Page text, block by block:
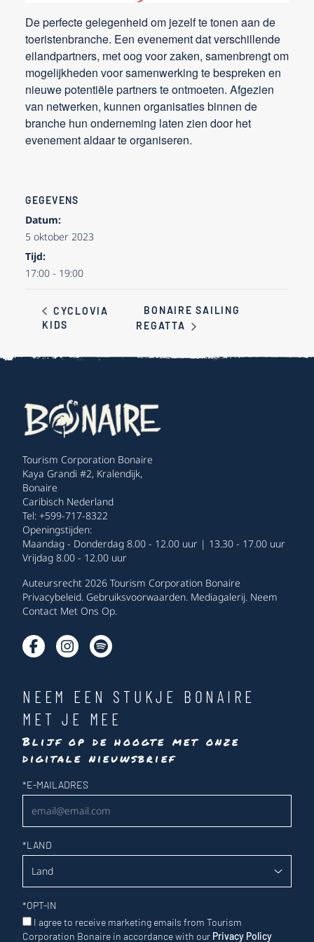
De perfecte gelegenheid om jezelf te tonen aan de
toeristenbranche. Een evenement dat verschillende
eilandpartners, met oog voor zaken, samenbrengt om
mogelijkheden voor samenwerking te bespreken en
nieuwe potentiële partners te ontmoeten. Afgezien
van netwerken, kunnen organisaties binnen de
branche hun onderneming laten zien door het
evenement aldaar te organiseren.
GEGEVENS
Datum:
5 oktober 2023
Tijd:
17:00 - 19:00
CYCLOVIA
KIDS
BONAIRE SAILING
REGATTA
Tourism Corporation Bonaire
Kaya Grandi #2, Kralendijk,
Bonaire
Caribisch Nederland
Tel: +599-717-8322
Openingstijden:
Maandag - Donderdag 8.00 - 12.00 uur | 13.30 - 17.00 uur
Vrijdag 8.00 - 12.00 uur
Auteursrecht 2026 Tourism Corporation Bonaire
Privacybeleid. Gebruiksvoorwaarden. Mediagalerij. Neem
Contact Met Ons Op.
NEEM EEN STUKJE BONAIRE
MET JE MEE
Blijf op de hoogte met onze
digitale nieuwsbrief
Nieuwsbrief
*E-MAILADRES
*LAND
*OPT-IN
I agree to receive marketing emails from Tourism
Corporation Bonaire in accordance with our Privacy Policy